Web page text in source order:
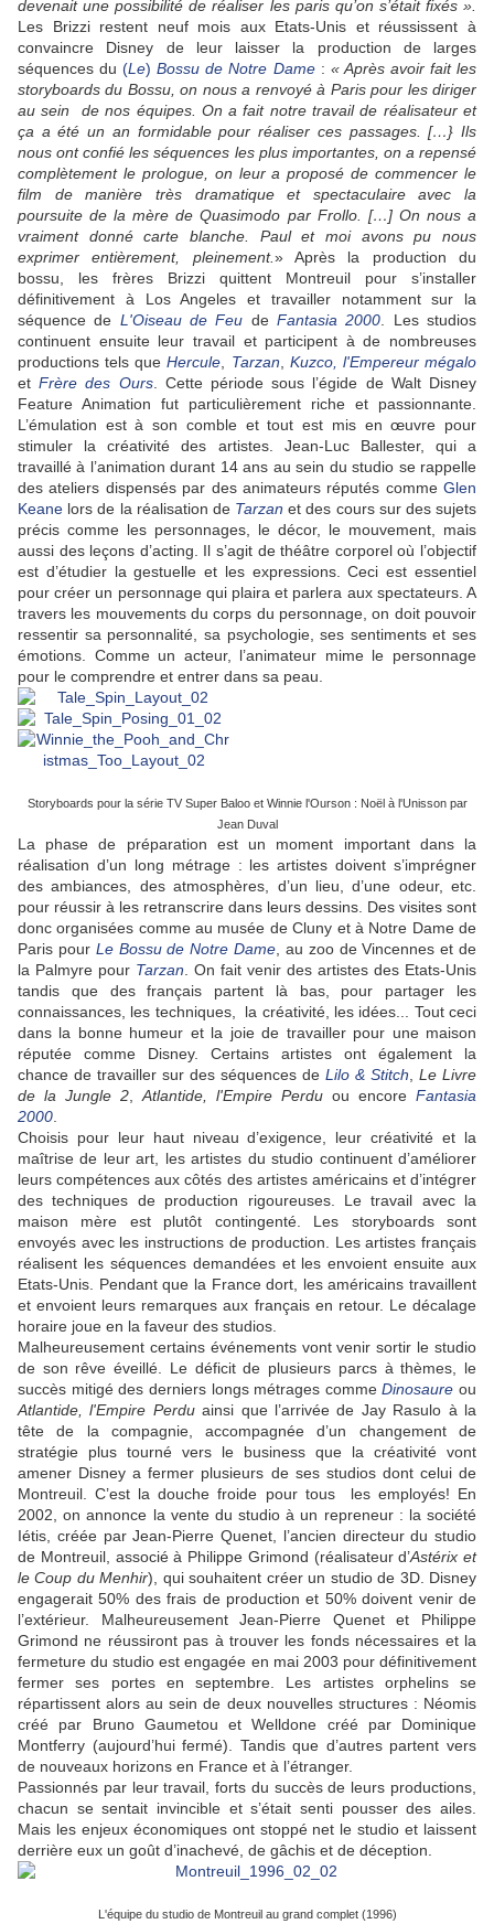
devenait une possibilité de réaliser les paris qu’on s’était fixés ».
Les Brizzi restent neuf mois aux Etats-Unis et réussissent à
convaincre Disney de leur laisser la production de larges
séquences du(Le)Bossu de Notre Dame: « Après avoir fait les
storyboards du Bossu, on nous a renvoyé à Paris pour les diriger
au sein de nos équipes. On a fait notre travail de réalisateur et
ça a été un an formidable pour réaliser ces passages. […} Ils
nous ont confié les séquences les plus importantes, on a repensé
complètement le prologue, on leur a proposé de commencer le
film de manière très dramatique et spectaculaire avec la
poursuite de la mère de Quasimodo par Frollo. […] On nous a
vraiment donné carte blanche. Paul et moi avons pu nous
exprimer entièrement, pleinement.» Après la production du
bossu, les frères Brizzi quittent Montreuil pour s’installer
définitivement à Los Angeles et travailler notamment sur la
séquence de L'Oiseau de Feu deFantasia 2000 . Les studios
continuent ensuite leur travail et participent à de nombreuses
productions tels queHercule Tarzan
Kuzco, l'Empereur mégalo
etFrère des Ours. Cette période sous l’égide de Walt Disney
Feature Animation fut particulièrement riche et passionnante.
L’émulation est à son comble et tout est mis en œuvre pour
stimuler la créativité des artistes. Jean-Luc Ballester, qui a
travaillé à l’animation durant 14 ans au sein du studio se rappelle
des ateliers dispensés par des animateurs réputés comme Glen
Keane lors de la réalisation de Tarzan et des cours sur des sujets
précis comme les personnages, le décor, le mouvement, mais
aussi des leçons d’acting. Il s’agit de théâtre corporel où l’objectif
est d’étudier la gestuelle et les expressions. Ceci est essentiel
pour créer un personnage qui plaira et parlera aux spectateurs. A
travers les mouvements du corps du personnage, on doit pouvoir
ressentir sa personnalité, sa psychologie, ses sentiments et ses
émotions. Comme un acteur, l’animateur mime le personnage
pour le comprendre et entrer dans sa peau.
Storyboards pour la série TV Super Baloo et Winnie l'Ourson : Noël à l'Unisson par
Jean Duval
La phase de préparation est un moment important dans la
réalisation d’un long métrage : les artistes doivent s’imprégner
des ambiances, des atmosphères, d’un lieu, d’une odeur, etc.
pour réussir à les retranscrire dans leurs dessins. Des visites sont
donc organisées comme au musée de Cluny et à Notre Dame de
Paris pour Le Bossu de Notre Dame , au zoo de Vincennes et de
la Palmyre pour Tarzan . On fait venir des artistes des Etats-Unis
tandis que des français partent là bas, pour partager les
connaissances, les techniques, la créativité, les idées... Tout ceci
dans la bonne humeur et la joie de travailler pour une maison
réputée comme Disney. Certains artistes ont également la
chance de travailler sur des séquences de Lilo & Stitch
Le Livre
de la Jungle 2
Atlantide, l'Empire Perdu ou encore Fantasia
2000
Choisis pour leur haut niveau d’exigence, leur créativité et la
maîtrise de leur art, les artistes du studio continuent d’améliorer
leurs compétences aux côtés des artistes américains et d’intégrer
des techniques de production rigoureuses. Le travail avec la
maison mère est plutôt contingenté. Les storyboards sont
envoyés avec les instructions de production. Les artistes français
réalisent les séquences demandées et les envoient ensuite aux
Etats-Unis. Pendant que la France dort, les américains travaillent
et envoient leurs remarques aux français en retour. Le décalage
horaire joue en la faveur des studios.
Malheureusement certains événements vont venir sortir le studio
de son rêve éveillé. Le déficit de plusieurs parcs à thèmes, le
succès mitigé des derniers longs métrages commeDinosaure ou
Atlantide, l'Empire Perduainsi que l’arrivée de Jay Rasulo à la
tête de la compagnie, accompagnée d’un changement de
stratégie plus tourné vers le business que la créativité vont
amener Disney a fermer plusieurs de ses studios dont celui de
Montreuil. C’est la douche froide pour tous les employés! En
2002, on annonce la vente du studio à un repreneur : la société
Iétis, créée par Jean-Pierre Quenet, l’ancien directeur du studio
de Montreuil, associé à Philippe Grimond (réalisateur d’Astérix et
le Coup du Menhir), qui souhaitent créer un studio de 3D. Disney
engagerait 50% des frais de production et 50% doivent venir de
l’extérieur. Malheureusement Jean-Pierre Quenet et Philippe
Grimond ne réussiront pas à trouver les fonds nécessaires et la
fermeture du studio est engagée en mai 2003 pour définitivement
fermer ses portes en septembre. Les artistes orphelins se
répartissent alors au sein de deux nouvelles structures : Néomis
créé par Bruno Gaumetou et Welldone créé par Dominique
Montferry (aujourd’hui fermé). Tandis que d’autres partent vers
de nouveaux horizons en France et à l’étranger.
Passionnés par leur travail, forts du succès de leurs productions,
chacun se sentait invincible et s’était senti pousser des ailes.
Mais les enjeux économiques ont stoppé net le studio et laissent
derrière eux un goût d’inachevé, de gâchis et de déception.
L'équipe du studio de Montreuil au grand complet (1996)